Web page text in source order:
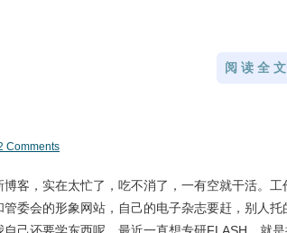
阅 读 全
Comments
客，实在太忙了，吃不消了，一有空就干活。工
委会的形象网站，自己的电子杂志要赶，别人托